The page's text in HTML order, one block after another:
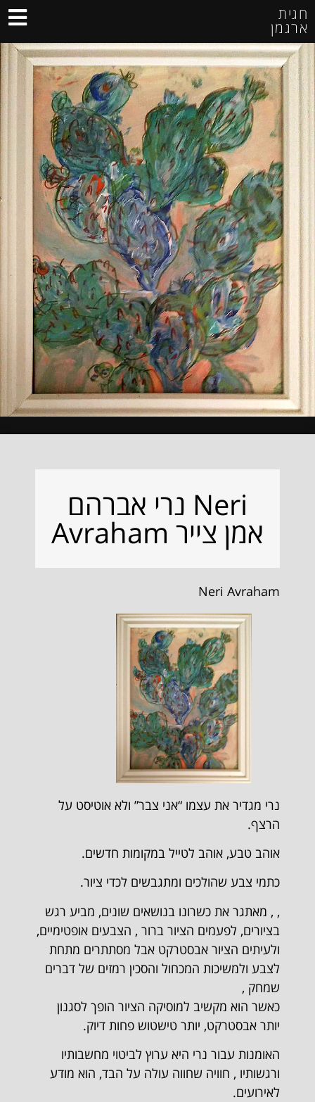
חגית
ארגמן
נרי אברהם Neri
Avraham אמן צייר
Neri Avraham
נרי מגדיר את עצמו “אני צבר” ולא אוטיסט על
הרצף.
אוהב טבע, אוהב לטייל במקומות חדשים.
כתמי צבע שהולכים ומתגבשים לכדי ציור.
, , מאתגר את כשרונו בנושאים שונים, מביע רגש
בציורים, לפעמים הציור ברור , הצבעים אופטימיים,
ולעיתים הציור אבסטרקט אבל מסתתרים מתחת
לצבע ולמשיכות המכחול והסכין רמזים של דברים
שמחק ,
כאשר הוא מקשיב למוסיקה הציור הופך לסגנון
יותר אבסטרקט, יותר טישטוש פחות דיוק.
האומנות עבור נרי היא ערוץ לביטוי מחשבותיו
ורגשותיו , חוויה שחווה עולה על הבד, הוא מודע
לאירועים.